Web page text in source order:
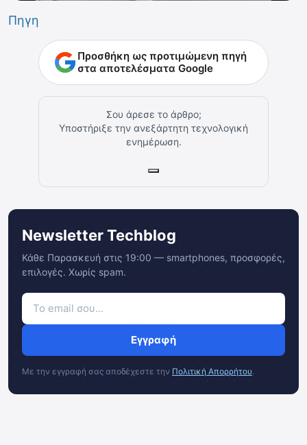
Πηγη
Προσθήκη ως προτιμώμενη πηγή
στα αποτελέσματα Google
Σου άρεσε το άρθρο;
Υποστήριξε την ανεξάρτητη τεχνολογική
ενημέρωση.
Newsletter Techblog
Κάθε Παρασκευή στις 19:00 — smartphones, προσφορές,
επιλογές. Χωρίς spam.
Εγγραφή
Με την εγγραφή σας αποδέχεστε την Πολιτική Απορρήτου.